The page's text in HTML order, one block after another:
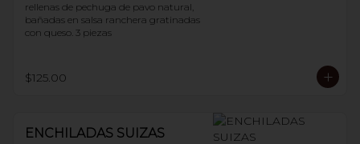
rellenas de pechuga de pavo natural,
bañadas en salsa ranchera gratinadas
con queso. 3 piezas
$125.00
ENCHILADAS SUIZAS